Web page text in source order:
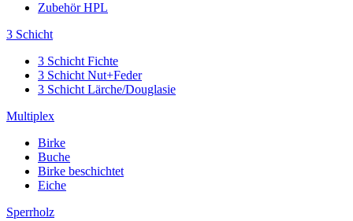
Zubehör HPL
3 Schicht
3 Schicht Fichte
3 Schicht Nut+Feder
3 Schicht Lärche/Douglasie
Multiplex
Birke
Buche
Birke beschichtet
Eiche
Sperrholz